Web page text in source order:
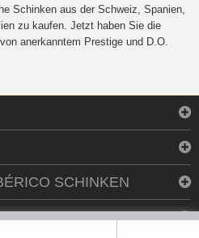
Schinken aus der Schweiz, Spanien,
zu kaufen. Jetzt haben Sie die
anerkanntem Prestige und D.O.
SCHINKEN